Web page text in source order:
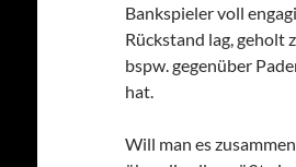
Bankspieler voll
Rückstand lag, geholt
bspw. gegenüber
hat.
Will man es